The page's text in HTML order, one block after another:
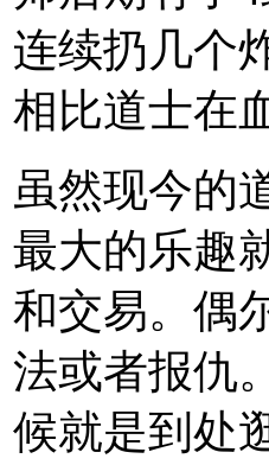
连续扔几个
相比道士在
虽然现今的
最大的乐趣
和交易。偶
法或者报仇
候就是到处